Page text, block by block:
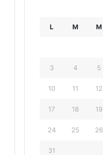
L M M
3 4 5
10 11 12
17 18 19
24 25 26
31